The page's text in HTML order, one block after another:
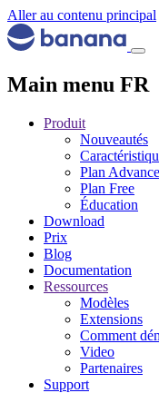
Aller au contenu principal
Main menu FR
Produit
Nouveautés
Plan
Plan Free
Éducation
Download
Prix
Blog
Documentation
Ressources
Modèles
Extensions
Comment
Video
Partenaires
Support